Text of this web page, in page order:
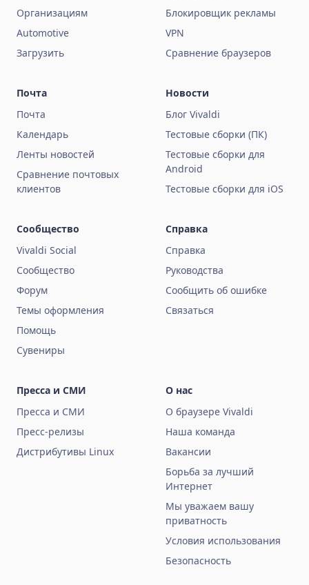
Организациям
Automotive
Загрузить
Блокировщик рекламы
VPN
Сравнение браузеров
Почта
Почта
Календарь
Ленты новостей
Сравнение почтовых
клиентов
Новости
Блог Vivaldi
Тестовые сборки (ПК)
Тестовые сборки для
Android
Тестовые сборки для iOS
Сообщество
Vivaldi Social
Сообщество
Форум
Темы оформления
Помощь
Сувениры
Справка
Справка
Руководства
Сообщить об ошибке
Связаться
Пресса и СМИ
Пресса и СМИ
Пресс-релизы
Дистрибутивы Linux
О нас
О браузере Vivaldi
Наша команда
Вакансии
Борьба за лучший
Интернет
Мы уважаем вашу
приватность
Условия использования
Безопасность